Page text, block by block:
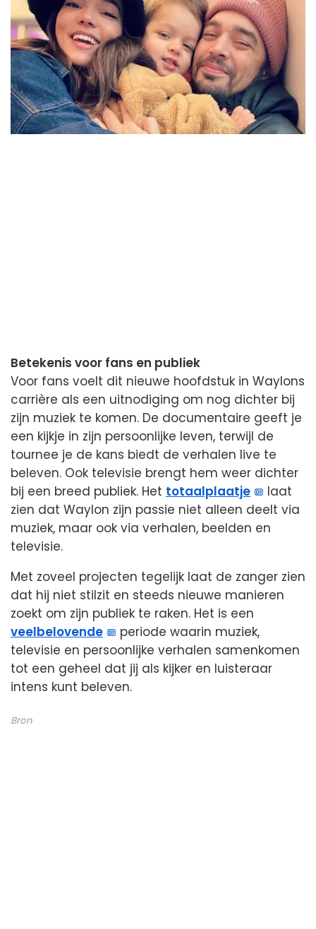
Betekenis voor fans en publiek
Voor fans voelt dit nieuwe hoofdstuk in Waylons
carrière als een uitnodiging om nog dichter bij
zijn muziek te komen. De documentaire geeft je
een kijkje in zijn persoonlijke leven, terwijl de
tournee je de kans biedt de verhalen live te
beleven. Ook televisie brengt hem weer dichter
bij een breed publiek. Het totaalplaatje
laat
zien dat Waylon zijn passie niet alleen deelt via
muziek, maar ook via verhalen, beelden en
televisie.
Met zoveel projecten tegelijk laat de zanger zien
dat hij niet stilzit en steeds nieuwe manieren
zoekt om zijn publiek te raken. Het is een
veelbelovende
periode waarin muziek,
televisie en persoonlijke verhalen samenkomen
tot een geheel dat jij als kijker en luisteraar
intens kunt beleven.
Bron